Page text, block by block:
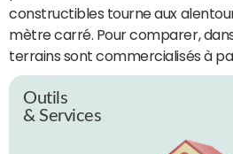
constructibles tourne aux
mètre carré. Pour comparer,
terrains sont commercialisés à
Outils
& Services